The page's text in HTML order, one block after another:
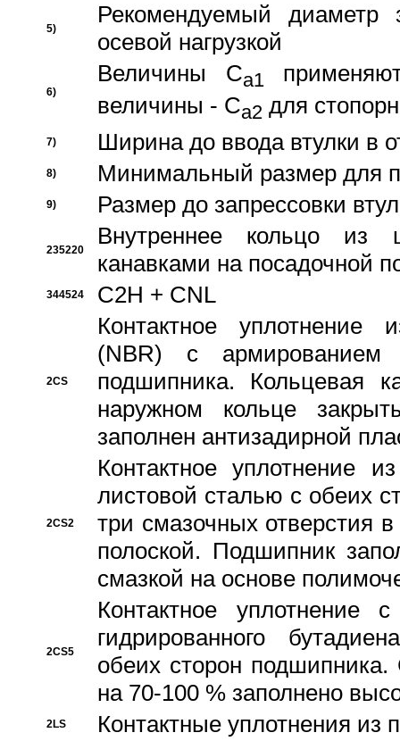
5)
Рекомендуемый диаметр
осевой нагрузкой
6)
Величины Ca1
величины - Ca2 для
7) Ширина до ввода втулки в
8) Минимальный размер для
9) Размер до запрессовки
235220
Внутреннее кольцо из
канавками на посадочной
344524 C2H + CNL
2CS
Контактное уплотнение
(NBR) с
подшипника. Кольцевая
наружном кольце
заполнен антизадирной
2CS2
Контактное уплотнение
листовой сталью с обеих
три смазочных отверстия
полоской. Подшипник
смазкой на основе
2CS5
Контактное уплотнение
гидрированного
обеих сторон
на 70-100 % заполнено
2LS Контактные уплотнения из